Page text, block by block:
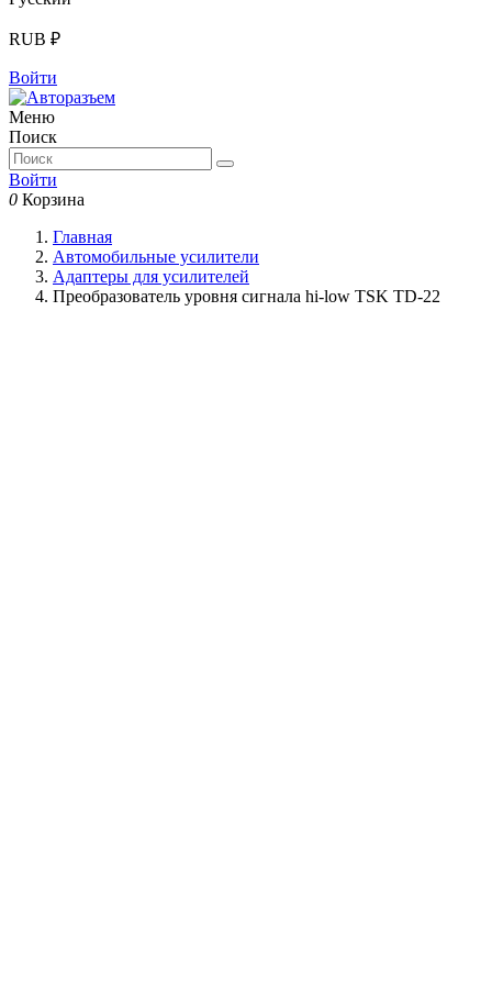
RUB ₽
Войти
Меню
Поиск
Войти
0 Корзина
Главная
Автомобильные усилители
Адаптеры для усилителей
Преобразователь уровня сигнала hi-low TSK TD-22